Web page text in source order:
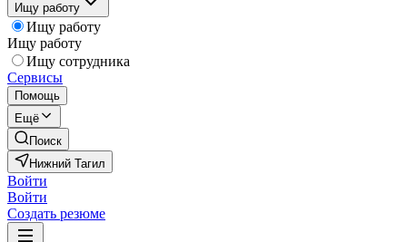
Ищу работу
Ищу работу
Ищу работу
Ищу сотрудника
Сервисы
Помощь
Ещё
Поиск
Нижний Тагил
Войти
Войти
Создать резюме